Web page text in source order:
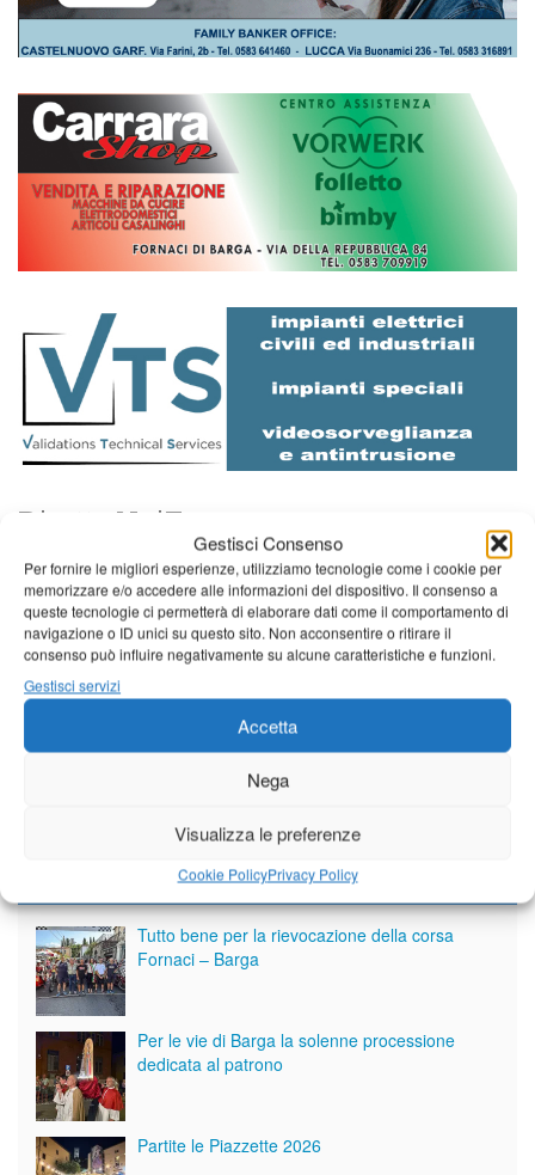
Gestisci Consenso
Per fornire le migliori esperienze, utilizziamo tecnologie come i cookie per
memorizzare e/o accedere alle informazioni del dispositivo. Il consenso a
queste tecnologie ci permetterà di elaborare dati come il comportamento di
navigazione o ID unici su questo sito. Non acconsentire o ritirare il
consenso può influire negativamente su alcune caratteristiche e funzioni.
Gestisci servizi
Accetta
Nega
Visualizza le preferenze
Cookie PolicyPrivacy Policy
Diretta NoiTv
Giornale di Barga Tv
Tutto bene per la rievocazione della corsa
Fornaci – Barga
Per le vie di Barga la solenne processione
dedicata al patrono
Partite le Piazzette 2026